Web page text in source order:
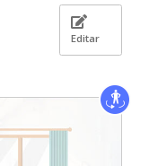
Editar